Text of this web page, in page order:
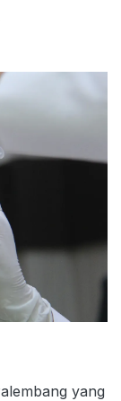
yang